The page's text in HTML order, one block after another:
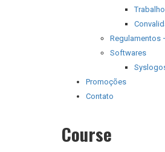
Regulamentos
Softwares
Promoções
Contato
Course